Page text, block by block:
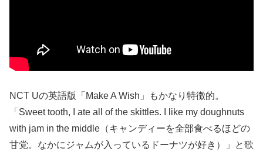
NCT Uの英語版「Make A Wish」もかなり特徴的。
「Sweet tooth, I ate all of the skittles. I like my doughnuts
with jam in the middle（キャンディーを全部食べるほどの
甘党。なかにジャムが入っているドーナツが好き）」と歌